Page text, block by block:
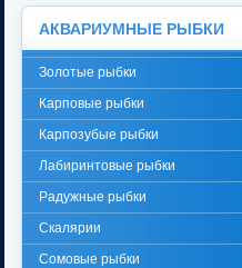
АКВАРИУМНЫЕ РЫБКИ
Золотые рыбки
Карповые рыбки
Карпозубые рыбки
Лабиринтовые рыбки
Радужные рыбки
Скалярии
Сомовые рыбки